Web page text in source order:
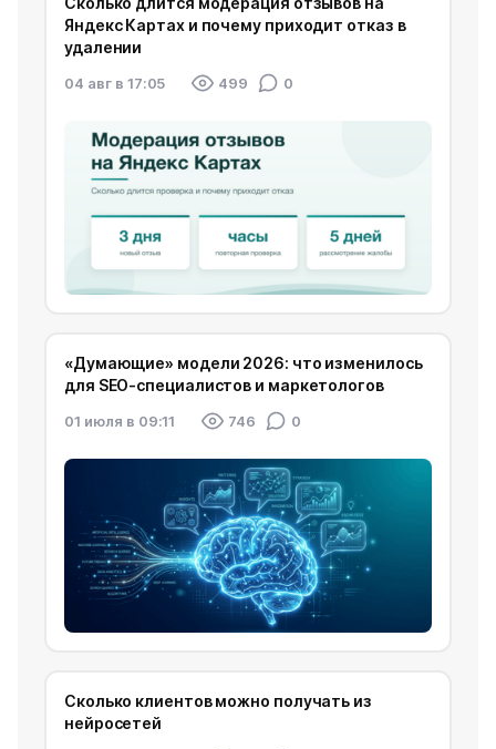
Яндекс Картах и почему приходит отказ в
удалении
04 авг в 17:05 499 0
«Думающие» модели 2026: что изменилось
для SEO-специалистов и маркетологов
01 июля в 09:11 746 0
Сколько клиентов можно получать из
нейросетей